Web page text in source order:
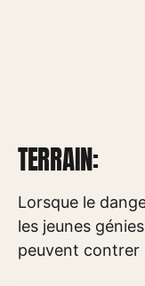
TERRAIN:
Lorsque le
les jeunes
peuvent contrer